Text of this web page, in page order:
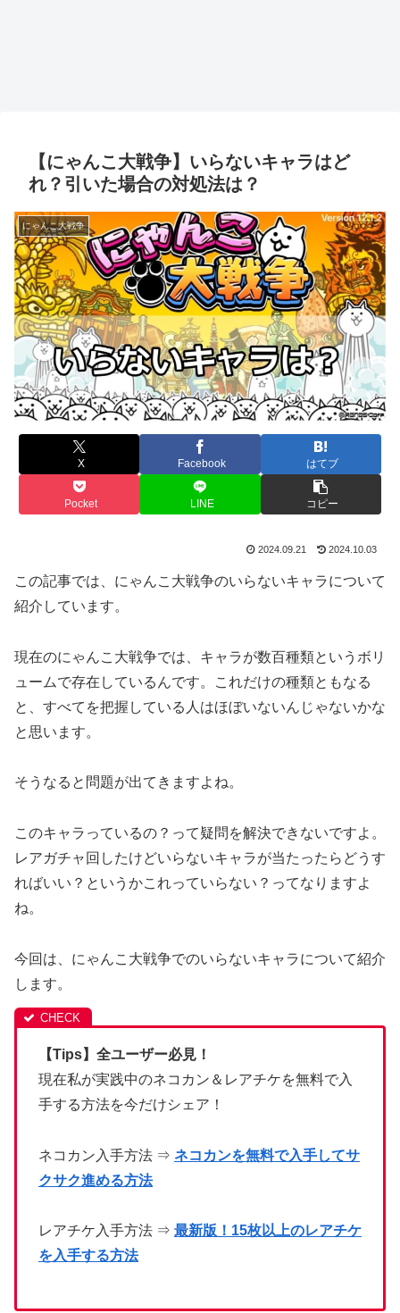
【にゃんこ大戦争】いらないキャラはど
れ？引いた場合の対処法は？
にゃんこ大戦争
X Facebook はてブ
Pocket LINE コピー
2024.09.21 2024.10.03
この記事では、にゃんこ大戦争のいらないキャラについて
紹介しています。
現在のにゃんこ大戦争では、キャラが数百種類というボリ
ュームで存在しているんです。
これだけの種類ともなる
と、すべてを把握している人はほぼいないんじゃないかな
と思います。
そうなると問題が出てきますよね。
このキャラっているの？って疑問を解決できないですよ。
レアガチャ回したけどいらないキャラが当たったらどうす
ればいい？というかこれっていらない？ってなりますよ
ね。
今回は、にゃんこ大戦争でのいらないキャラについて紹介
します。
【Tips】全ユーザー必見！
現在私が実践中のネコカン＆レアチケを無料で入
手する方法を今だけシェア！
ネコカン入手方法 ⇒ ネコカンを無料で入手してサ
クサク進める方法
レアチケ入手方法 ⇒ 最新版！15枚以上のレアチケ
を入手する方法